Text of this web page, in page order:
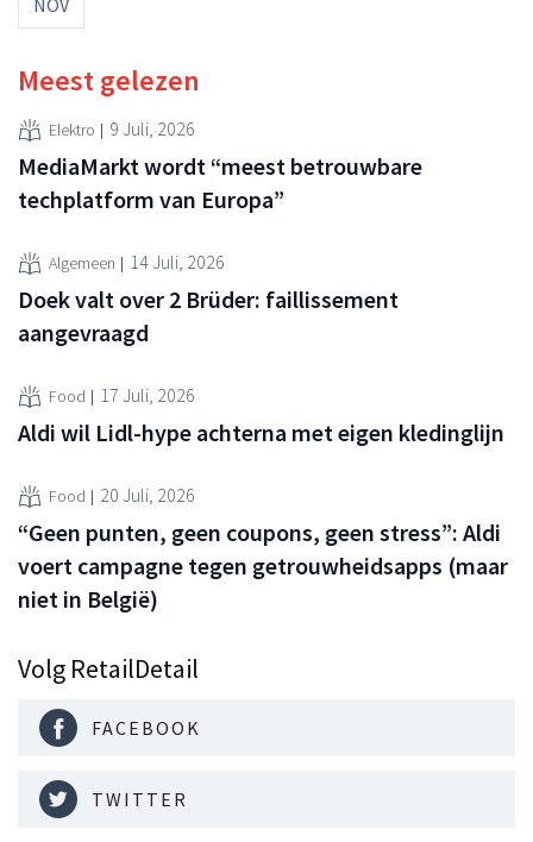
Meest gelezen
Elektro 9 Juli, 2026
MediaMarkt wordt “meest betrouwbare
techplatform van Europa”
Algemeen 14 Juli, 2026
Doek valt over 2 Brüder: faillissement
aangevraagd
Food 17 Juli, 2026
Aldi wil Lidl-hype achterna met eigen kledinglijn
Food 20 Juli, 2026
“Geen punten, geen coupons, geen stress”: Aldi
voert campagne tegen getrouwheidsapps (maar
niet in België)
Volg RetailDetail
FACEBOOK
TWITTER